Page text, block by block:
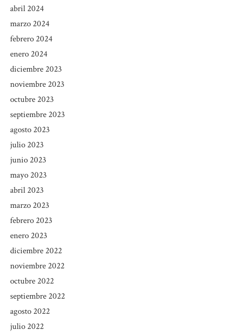
abril 2024
marzo 2024
febrero 2024
enero 2024
diciembre 2023
noviembre 2023
octubre 2023
septiembre 2023
agosto 2023
julio 2023
junio 2023
mayo 2023
abril 2023
marzo 2023
febrero 2023
enero 2023
diciembre 2022
noviembre 2022
octubre 2022
septiembre 2022
agosto 2022
julio 2022